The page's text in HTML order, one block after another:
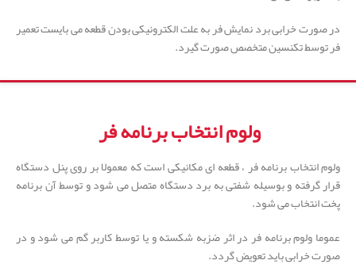
در صورت خرابی برد نمایش فر به علت الکترونیکی بودن قطعه می بایست تعمیر
فر توسط تکنسین متخصص صورت گیرد.
ولوم انتخاب برنامه فر
ولوم انتخاب برنامه فر ، قطعه ای مکانیکی است که معمولا بر روی پنل دستگاه
قرار گرفته و بوسیله شفتی به برد دستگاه متصل می شود و توسط آن برنامه
پخت انتخاب می شود.
عموما ولوم برنامه فر در اثر ضزبه شکسته و یا توسط کاربر گم می شود و در
صورت خرابی باید تعویض گردد.